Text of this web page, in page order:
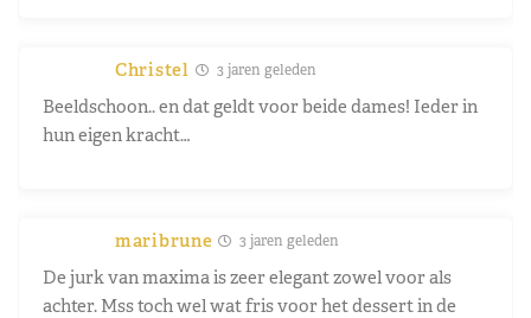
Christel 3 jaren geleden
Beeldschoon.. en dat geldt voor beide dames! Ieder in
hun eigen kracht…
maribrune 3 jaren geleden
De jurk van maxima is zeer elegant zowel voor als
achter. Mss toch wel wat fris voor het dessert in de